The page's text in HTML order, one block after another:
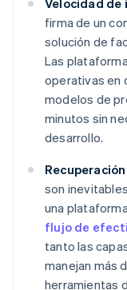
Velocidad de
firma de un
solución de
Las
operativas en
modelos de
minutos sin
desarrollo.
son
una
flujo de
tanto las
manejan más
herramientas